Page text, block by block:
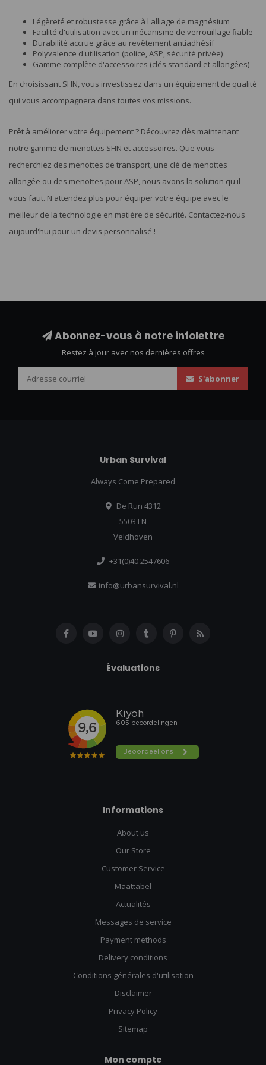
Légèreté et robustesse grâce à l'alliage de magnésium
Facilité d'utilisation avec un mécanisme de verrouillage fiable
Durabilité accrue grâce au revêtement antiadhésif
Polyvalence d'utilisation (police, ASP, sécurité privée)
Gamme complète d'accessoires (clés standard et allongées)
En choisissant SHN, vous investissez dans un équipement de qualité
qui vous accompagnera dans toutes vos missions.
Prêt à améliorer votre équipement ? Découvrez dès maintenant
notre gamme de menottes SHN et accessoires. Que vous
recherchiez des menottes de transport, une clé de menottes
allongée ou des menottes pour ASP, nous avons la solution qu'il
vous faut. N'attendez plus pour équiper votre équipe avec le
meilleur de la technologie en matière de sécurité. Contactez-nous
aujourd'hui pour un devis personnalisé !
Abonnez-vous à notre infolettre
Restez à jour avec nos dernières offres
S'abonner
Urban Survival
Always Come Prepared
De Run 4312
5503 LN
Veldhoven
+31(0)40 2547606
info@urbansurvival.nl
Évaluations
Informations
About us
Our Store
Customer Service
Maattabel
Actualités
Messages de service
Payment methods
Delivery conditions
Conditions générales d'utilisation
Disclaimer
Privacy Policy
Sitemap
Mon compte